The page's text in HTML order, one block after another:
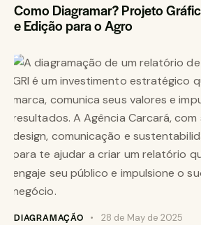
Como Diagramar? Projeto
e Edição para o Agro
DIAGRAMAÇÃO 28 de May de 2025